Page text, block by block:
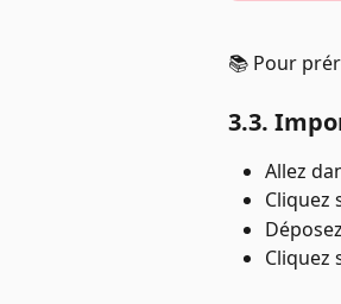
📚 Pour
3.3.
Allez
Cliquez
Cliquez